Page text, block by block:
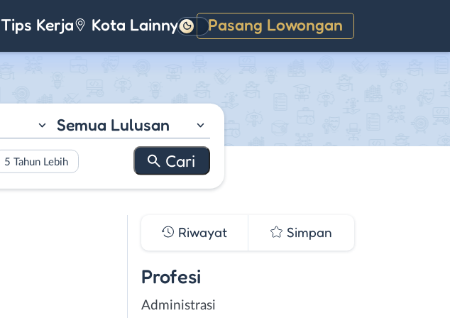
Tips Kerja Kota Lainnya Pasang Lowongan
Gelap
Semua Lulusan
5 Tahun Lebih
Riwayat Simpan
Profesi
Administrasi